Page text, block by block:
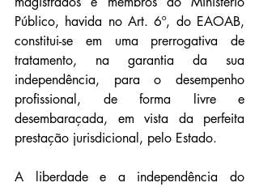
Público, havida no Art. 6º, do EAOAB,
constitui-se em uma prerrogativa de
tratamento, na garantia da sua
independência, para o desempenho
profissional, de forma livre e
desembaraçada, em vista da perfeita
prestação jurisdicional, pelo Estado.
A liberdade e a independência do